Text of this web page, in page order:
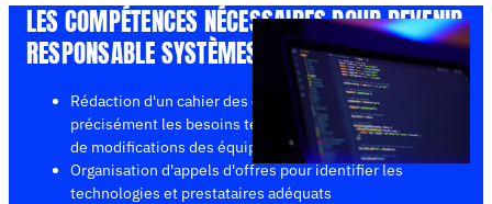
LES COMPÉTENCES NÉCESSAIRES POUR DEVENIR
RESPONSABLE SYSTÈMES & RÉSEAUX
Rédaction d'un cahier des charges pour décrire
précisément les besoins techniques lors d'extensions ou
de modifications des équipements
Organisation d'appels d'offres pour identifier les
technologies et prestataires adéquats